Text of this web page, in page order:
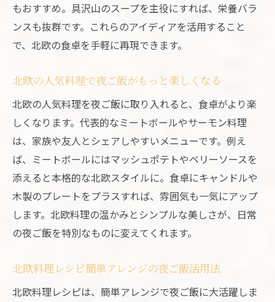
もおすすめ。具沢山のスープを主役にすれば、栄養バラ
ンスも抜群です。これらのアイディアを活用すること
で、北欧の食卓を手軽に再現できます。
北欧の人気料理で夜ご飯がもっと楽しくなる
北欧の人気料理を夜ご飯に取り入れると、食卓がより楽
しくなります。代表的なミートボールやサーモン料理
は、家族や友人とシェアしやすいメニューです。例え
ば、ミートボールにはマッシュポテトやベリーソースを
添えると本格的な北欧スタイルに。食卓にキャンドルや
木製のプレートをプラスすれば、雰囲気も一気にアップ
します。北欧料理の温かみとシンプルな美しさが、日常
の夜ご飯を特別なものに変えてくれます。
北欧料理レシピ簡単アレンジの夜ご飯活用法
北欧料理レシピは、簡単アレンジで夜ご飯に大活躍しま